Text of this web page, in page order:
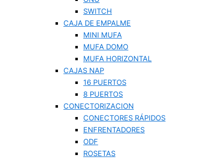
SWITCH
CAJA DE EMPALME
MINI MUFA
MUFA DOMO
MUFA HORIZONTAL
CAJAS NAP
16 PUERTOS
8 PUERTOS
CONECTORIZACION
CONECTORES RÁPIDOS
ENFRENTADORES
ODF
ROSETAS